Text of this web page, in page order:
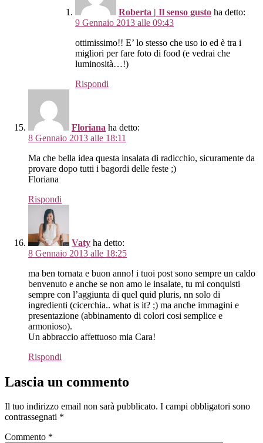
Roberta | Il senso gusto ha detto:
9 Gennaio 2013 alle 09:43
ottimissimo!! E’ lo stesso che uso io ed è tra i
migliori per fare foto di food (e vedrai che
luminosità…!)
Rispondi
Floriana ha detto:
8 Gennaio 2013 alle 18:11
Ma che bella idea questa insalata di radicchio, sicuramente da
provare dopo tutti i bagordi delle feste ;)
Floriana
Rispondi
Vaty ha detto:
8 Gennaio 2013 alle 18:25
ma ben tornata e buon anno! i tuoi post sono sempre un caldo
benvenuto e anche se non amo le insalate, tu mi conquisti
sempre con l’aggiunta di quel quid pluris, nn solo di
ingredienti (cicerchia.. what is it? ;) ma anche immagini e
presentazione (abbinamento di colori cosi semplice e
armonioso).
Un abbraccio affettuoso mia Cara!
Rispondi
Lascia un commento
Il tuo indirizzo email non sarà pubblicato. I campi obbligatori sono
contrassegnati *
Commento *